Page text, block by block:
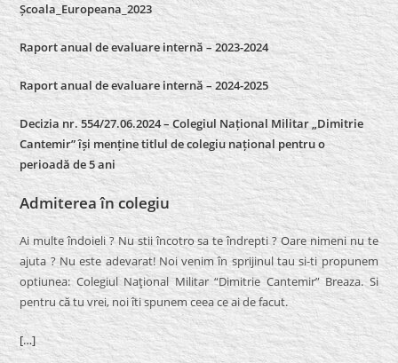
Școala_Europeana_2023
Raport anual de evaluare internă – 2023-2024
Raport anual de evaluare internă –2024-2025
Decizia nr. 554/27.06.2024 – Colegiul Național Militar „Dimitrie
Cantemir” își menține titlul de colegiu național pentru o
perioadă de 5 ani
Admiterea în colegiu
Ai multe îndoieli ? Nu stii încotro sa te îndrepti ? Oare nimeni nu te
ajuta ? Nu este adevarat! Noi venim în sprijinul tau si-ti propunem
optiunea: Colegiul Naţional Militar “Dimitrie Cantemir” Breaza. Si
pentru că tu vrei, noi îti spunem ceea ce ai de facut.
[…]